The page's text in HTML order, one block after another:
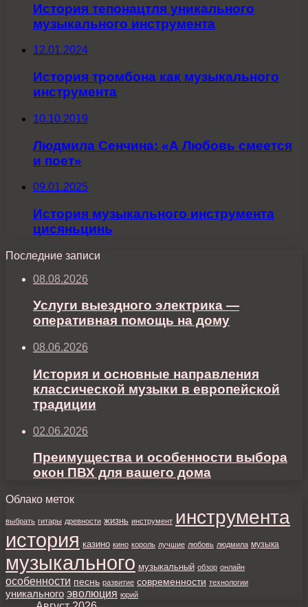
История тепонацтля уникального
музыкального инструмента
12.01.2024
История тромбона как музыкального
инструмента
10.10.2019
Людмила Сенчина: «А Любовь смеется
и поет»
09.01.2025
История музыкального инструмента
цисяньцинь
Последние записи
08.08.2026
Услуги выездного электрика —
оперативная помощь на дому
08.06.2026
История и основные направления
классической музыки в европейской
традиции
02.06.2026
Преимущества и особенности выбора
окон ПВХ для вашего дома
Облако меток
выбрать гитары древности жизнь инструмент инструмента
история казино кино король лучшие любовь людмила музыка
музыкального музыкальный обзор онлайн
особенности песнь развитие современности технологии
уникального эволюция юрий